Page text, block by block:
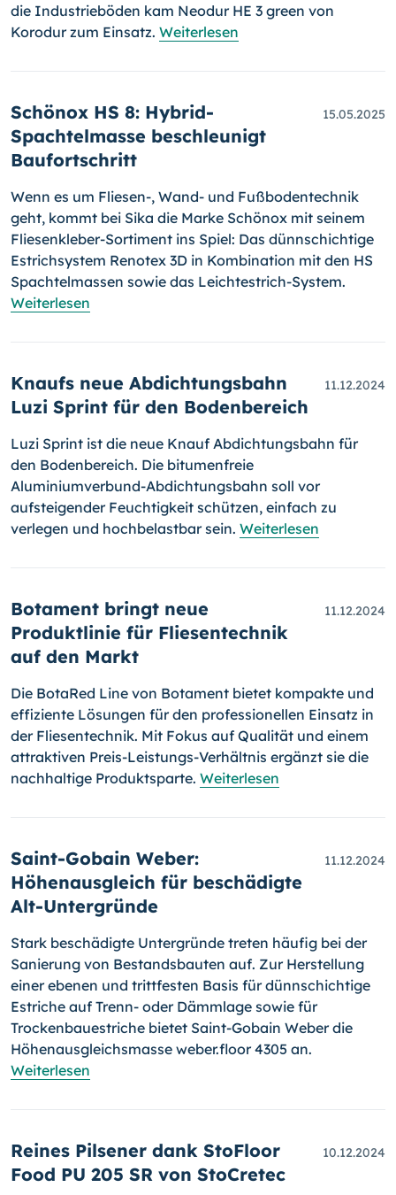
die Industrieböden kam Neodur HE 3 green von
Korodur zum Einsatz. Weiterlesen
Schönox HS 8: Hybrid-
Spachtelmasse beschleunigt
Baufortschritt
15.05.2025
Wenn es um Fliesen-, Wand- und Fußbodentechnik
geht, kommt bei Sika die Marke Schönox mit seinem
Fliesenkleber-Sortiment ins Spiel: Das dünnschichtige
Estrichsystem Renotex 3D in Kombination mit den HS
Spachtelmassen sowie das Leichtestrich-System.
Weiterlesen
Knaufs neue Abdichtungsbahn
Luzi Sprint für den Bodenbereich
11.12.2024
Luzi Sprint ist die neue Knauf Abdichtungsbahn für
den Bodenbereich. Die bitumenfreie
Aluminiumverbund-Abdichtungsbahn soll vor
aufsteigender Feuchtigkeit schützen, einfach zu
verlegen und hochbelastbar sein. Weiterlesen
Botament bringt neue
Produktlinie für Fliesentechnik
auf den Markt
11.12.2024
Die BotaRed Line von Botament bietet kompakte und
effiziente Lösungen für den professionellen Einsatz in
der Fliesentechnik. Mit Fokus auf Qualität und einem
attraktiven Preis-Leistungs-Verhältnis ergänzt sie die
nachhaltige Produktsparte. Weiterlesen
Saint-Gobain Weber:
Höhenausgleich für beschädigte
Alt-Untergründe
11.12.2024
Stark beschädigte Untergründe treten häufig bei der
Sanierung von Bestandsbauten auf. Zur Herstellung
einer ebenen und trittfesten Basis für dünnschichtige
Estriche auf Trenn- oder Dämmlage sowie für
Trockenbauestriche bietet Saint-Gobain Weber die
Höhenausgleichsmasse weber.floor 4305 an.
Weiterlesen
Reines Pilsener dank StoFloor
Food PU 205 SR von StoCretec
10.12.2024